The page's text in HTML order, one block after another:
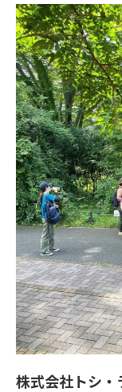
株式会社トシ・